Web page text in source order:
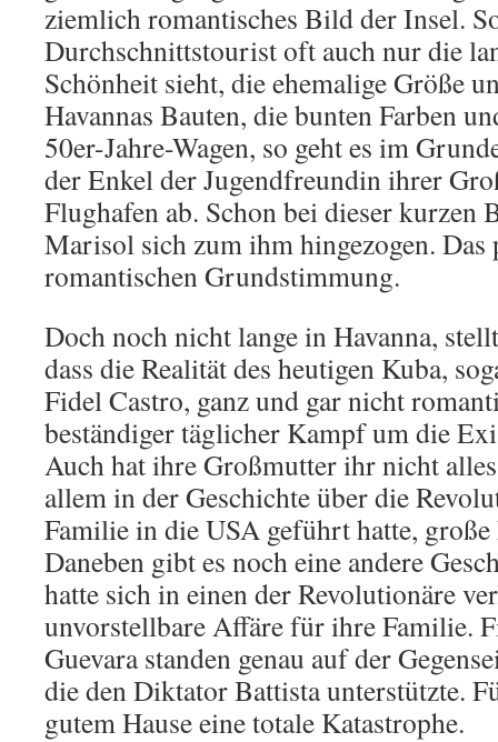
ziemlich romantisches Bild der Insel.
Durchschnittstourist oft auch nur die
Schönheit sieht, die ehemalige Größe
Havannas Bauten, die bunten Farben
50er-Jahre-Wagen, so geht es im
der Enkel der Jugendfreundin ihrer
Flughafen ab. Schon bei dieser kurzen
Marisol sich zum ihm hingezogen. Das
romantischen Grundstimmung.
Doch noch nicht lange in Havanna,
dass die Realität des heutigen Kuba,
Fidel Castro, ganz und gar nicht
beständiger täglicher Kampf um die
Auch hat ihre Großmutter ihr nicht
allem in der Geschichte über die
Familie in die USA geführt hatte, große
Daneben gibt es noch eine andere
hatte sich in einen der Revolutionäre
unvorstellbare Affäre für ihre Familie.
Guevara standen genau auf der
die den Diktator Battista unterstützte.
gutem Hause eine totale Katastrophe.